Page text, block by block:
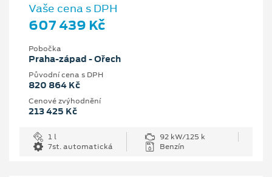
Vaše cena s DPH
607 439 Kč
Pobočka
Praha-západ - Ořech
Původní cena s DPH
820 864 Kč
Cenové zvýhodnění
213 425 Kč
1 l
92 kW/125 k
7st. automatická
Benzín